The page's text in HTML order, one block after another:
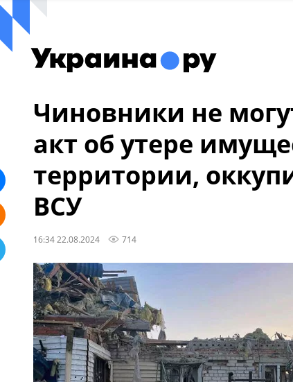
Чиновники не
акт об утере
территории,
ВСУ
16:34 22.08.2024 714